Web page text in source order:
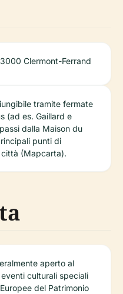
Clermont-Ferrand
tramite fermate
(ad es. Gaillard e
dalla Maison du
punti di
(Mapcarta).
aperto al
culturali speciali
del Patrimonio